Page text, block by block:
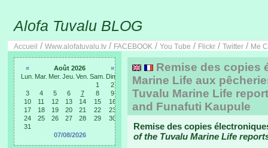
Alofa Tuvalu BLOG
Accueil / Www.alofatuvalu.tv / FACEBOOK / You Tube / Flickr / Twitter / Me
« Août 2026
»
Lun. Mar. Mer. Jeu. Ven. Sam. Dim.
1
2
3
4 5 6 7 8
9
10
11 12 13 14 15
16
17
18 19 20 21 22
23
24
25 26 27 28 29
30
31
07/08/2026
Remise des copies
Marine Life aux
Tuvalu Marine Life
and Funafuti Kaupule
Remise des copies
of the Tuvalu Marine Life